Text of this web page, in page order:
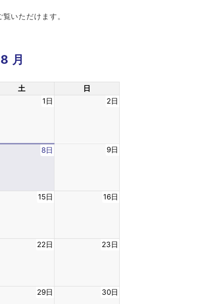
いただけます。
月
土
日
1日
2日
8日 9日
15日 16日
22日 23日
29日 30日